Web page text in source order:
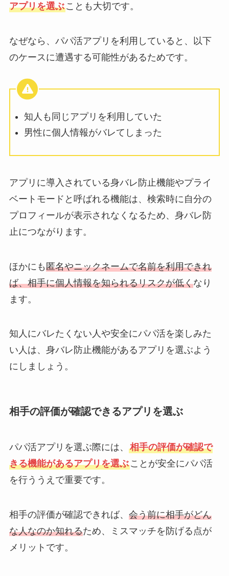
アプリを選ぶことも大切です。
なぜなら、パパ活アプリを利用していると、以下
のケースに遭遇する可能性があるためです。
知人も同じアプリを利用していた
男性に個人情報がバレてしまった
アプリに導入されている身バレ防止機能やプライ
ベートモードと呼ばれる機能は、検索時に自分の
プロフィールが表示されなくなるため、身バレ防
止につながります。
ほかにも匿名やニックネームで名前を利用できれ
ば、相手に個人情報を知られるリスクが低くなり
ます。
知人にバレたくない人や安全にパパ活を楽しみた
い人は、身バレ防止機能があるアプリを選ぶよう
にしましょう。
相手の評価が確認できるアプリを選ぶ
パパ活アプリを選ぶ際には、 相手の評価が確認で
きる機能があるアプリを選ぶことが安全にパパ活
を行ううえで重要です。
相手の評価が確認できれば、 会う前に相手がどん
な人なのか知れるため、ミスマッチを防げる点が
メリットです。